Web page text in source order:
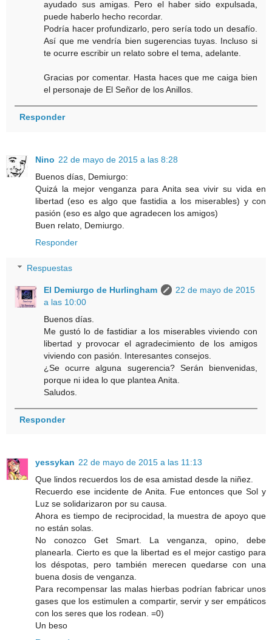
ayudado sus amigas. Pero el haber sido expulsada,
puede haberlo hecho recordar.
Podría hacer profundizarlo, pero sería todo un desafío.
Así que me vendría bien sugerencias tuyas. Incluso si
te ocurre escribir un relato sobre el tema, adelante.
Gracias por comentar. Hasta haces que me caiga bien
el personaje de El Señor de los Anillos.
Responder
Nino 22 de mayo de 2015 a las 8:28
Buenos días, Demiurgo:
Quizá la mejor venganza para Anita sea vivir su vida en
libertad (eso es algo que fastidia a los miserables) y con
pasión (eso es algo que agradecen los amigos)
Buen relato, Demiurgo.
Responder
Respuestas
El Demiurgo de Hurlingham
22 de mayo de 2015
a las 10:00
Buenos días.
Me gustó lo de fastidiar a los miserables viviendo con
libertad y provocar el agradecimiento de los amigos
viviendo con pasión. Interesantes consejos.
¿Se ocurre alguna sugerencia? Serán bienvenidas,
porque ni idea lo que plantea Anita.
Saludos.
Responder
yessykan 22 de mayo de 2015 a las 11:13
Que lindos recuerdos los de esa amistad desde la niñez.
Recuerdo ese incidente de Anita. Fue entonces que Sol y
Luz se solidarizaron por su causa.
Ahora es tiempo de reciprocidad, la muestra de apoyo que
no están solas.
No conozco Get Smart. La venganza, opino, debe
planearla. Cierto es que la libertad es el mejor castigo para
los déspotas, pero también merecen quedarse con una
buena dosis de venganza.
Para recompensar las malas hierbas podrían fabricar unos
gases que los estimulen a compartir, servir y ser empáticos
con los seres que los rodean. =0)
Un beso